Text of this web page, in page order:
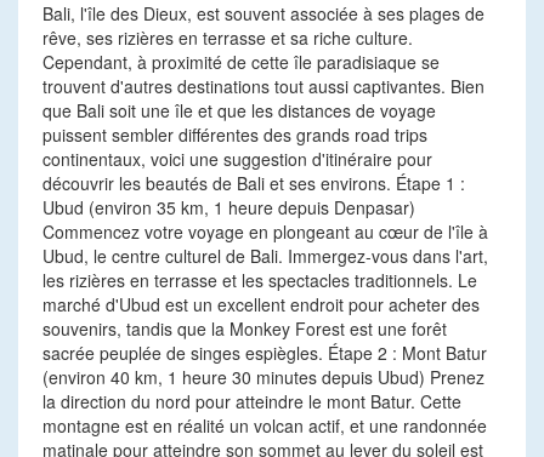
Bali, l'île des Dieux, est souvent associée à ses plages de
rêve, ses rizières en terrasse et sa riche culture.
Cependant, à proximité de cette île paradisiaque se
trouvent d'autres destinations tout aussi captivantes. Bien
que Bali soit une île et que les distances de voyage
puissent sembler différentes des grands road trips
continentaux, voici une suggestion d'itinéraire pour
découvrir les beautés de Bali et ses environs. Étape 1 :
Ubud (environ 35 km, 1 heure depuis Denpasar)
Commencez votre voyage en plongeant au cœur de l'île à
Ubud, le centre culturel de Bali. Immergez-vous dans l'art,
les rizières en terrasse et les spectacles traditionnels. Le
marché d'Ubud est un excellent endroit pour acheter des
souvenirs, tandis que la Monkey Forest est une forêt
sacrée peuplée de singes espiègles. Étape 2 : Mont Batur
(environ 40 km, 1 heure 30 minutes depuis Ubud) Prenez
la direction du nord pour atteindre le mont Batur. Cette
montagne est en réalité un volcan actif, et une randonnée
matinale pour atteindre son sommet au lever du soleil est